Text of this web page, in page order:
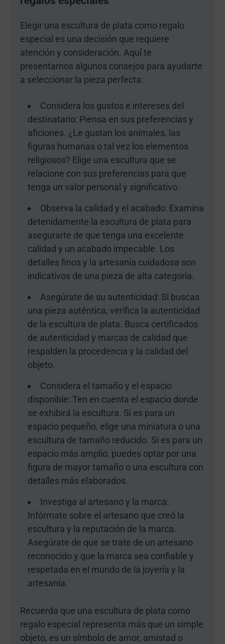
Elegir una escultura de plata como regalo
especial es una decisión que requiere
atención y consideración. Aquí te
presentamos algunos consejos para ayudarte
a seleccionar la pieza perfecta:
Considera los gustos e intereses del
destinatario: Piensa en sus preferencias y
aficiones. ¿Le gustan los animales, las
figuras humanas o tal vez los elementos
religiosos? Elige una escultura que se
relacione con sus preferencias para que
tenga un valor personal y significativo.
Observa la calidad y el acabado: Examina
detenidamente la escultura de plata para
asegurarte de que tenga una excelente
calidad y un acabado impecable. Los
detalles finos y la artesanía cuidadosa son
indicativos de una pieza de alta categoría.
Asegúrate de su autenticidad: Si buscas
una pieza auténtica, verifica la autenticidad
de la escultura de plata. Busca certificados
de autenticidad y marcas de calidad que
respalden la procedencia y la calidad del
objeto.
Considera el tamaño y el espacio
disponible: Ten en cuenta el espacio donde
se exhibirá la escultura. Si es para un
espacio pequeño, elige una miniatura o una
escultura de tamaño reducido. Si es para un
espacio más amplio, puedes optar por una
figura de mayor tamaño o una escultura con
detalles más elaborados.
Investiga al artesano y la marca:
Infórmate sobre el artesano que creó la
escultura y la reputación de la marca.
Asegúrate de que se trate de un artesano
reconocido y que la marca sea confiable y
respetada en el mundo de la joyería y la
artesanía.
Recuerda que una escultura de plata como
regalo especial representa más que un simple
objeto, es un símbolo de amor, amistad o